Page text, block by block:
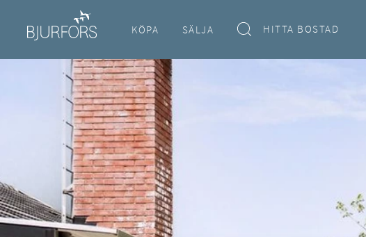
KÖPA SÄLJA HITTA BOSTAD